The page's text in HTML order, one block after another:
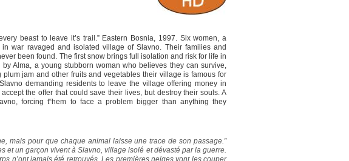
beast to leave it’s trail.” Eastern Bosnia, 1997. Six women, a
war ravaged and isolated village of Slavno. Their families and
been found. The first snow brings full isolation and risk for life in
Alma, a young stubborn woman who believes they can survive,
jam and other fruits and vegetables their village is famous for
demanding residents to leave the village offering money in
the offer that could save their lives, but destroy their souls. A
forcing t“hem to face a problem bigger than anything they
mais pour que chaque animal laisse une trace de son passage.”
et un garçon vivent à Slavno, village isolé et dévasté par la guerre.
n’ont jamais été retrouvés. Les premières neiges vont les couper